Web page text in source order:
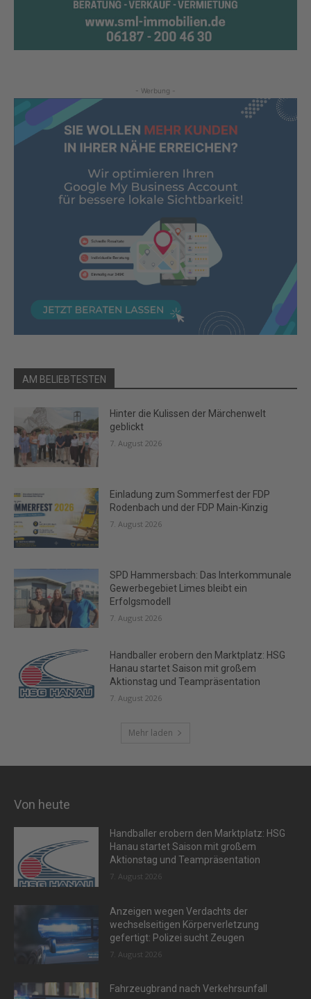
- Werbung -
AM BELIEBTESTEN
Hinter die Kulissen der Märchenwelt
geblickt
7. August 2026
Einladung zum Sommerfest der FDP
Rodenbach und der FDP Main-Kinzig
7. August 2026
SPD Hammersbach: Das Interkommunale
Gewerbegebiet Limes bleibt ein
Erfolgsmodell
7. August 2026
Handballer erobern den Marktplatz: HSG
Hanau startet Saison mit großem
Aktionstag und Teampräsentation
7. August 2026
Mehr laden
Von heute
Handballer erobern den Marktplatz: HSG
Hanau startet Saison mit großem
Aktionstag und Teampräsentation
7. August 2026
Anzeigen wegen Verdachts der
wechselseitigen Körperverletzung
gefertigt: Polizei sucht Zeugen
7. August 2026
Fahrzeugbrand nach Verkehrsunfall